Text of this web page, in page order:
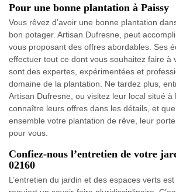
Pour une bonne plantation à Paissy
Vous rêvez d’avoir une bonne plantation
bon potager. Artisan Dufresne, peut
vous proposant des offres abordables. Ses
effectuer tout ce dont vous souhaitez faire à
sont des expertes, expérimentées et
domaine de la plantation. Ne tardez plus,
Artisan Dufresne, ou visitez leur local situé à
connaître leurs offres dans les détails, et
ensemble votre plantation de rêve, leur
pour vous.
Confiez-nous l’entretien de votre
02160
L’entretien du jardin et des espaces verts